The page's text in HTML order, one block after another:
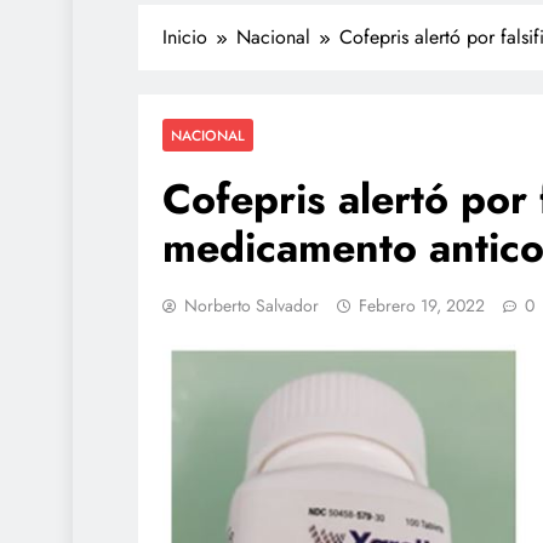
Inicio Nacional Cofepris alertó por
NACIONAL
Cofepris alertó por
medicamento
Norberto Salvador Febrero 19, 2022 0
Propuesta para la
redes sociales estará
de agosto: Sheinbaum
julio 17, 2026